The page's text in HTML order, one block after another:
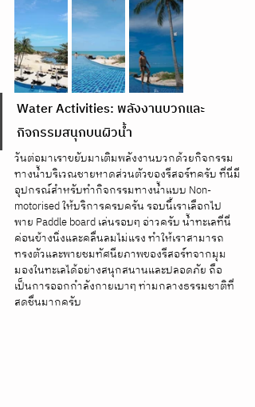
Water Activities: พลังงานบวกและ
กิจกรรมสนุกบนผิวน้ำ
วันต่อมาเราขยับมาเติมพลังงานบวกด้วยกิจกรรม
ทางน้ำบริเวณชายหาดส่วนตัวของรีสอร์ทครับ ที่นี่มี
อุปกรณ์สำหรับทำกิจกรรมทางน้ำแบบ Non-
motorised ให้บริการครบครัน รอบนี้เราเลือกไป
พาย Paddle board เล่นรอบๆ อ่าวครับ น้ำทะเลที่นี่
ค่อนข้างนิ่งและคลื่นลมไม่แรง ทำให้เราสามารถ
ทรงตัวและพายชมทัศนียภาพของรีสอร์ทจากมุม
มองในทะเลได้อย่างสนุกสนานและปลอดภัย ถือ
เป็นการออกกำลังกายเบาๆ ท่ามกลางธรรมชาติที่
สดชื่นมากครับ